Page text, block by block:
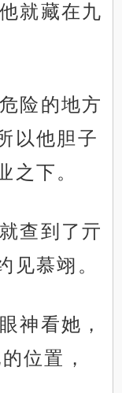
就藏在九
险的地方
以他胆子
之下。
查到了亓
见慕翊。
神看她，
位置，